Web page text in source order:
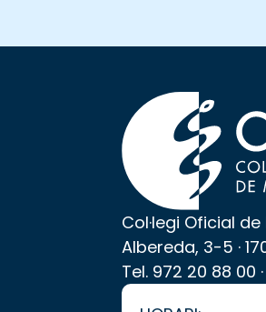
Col·legi Oficial
Albereda, 3-5 ·
Tel. 972 20 88 00 ·